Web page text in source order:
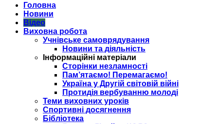
Головна
Новини
Відео
Виховна робота
Учнівське самоврядування
Новини та діяльність
Інформаційні матеріали
Сторінки незламності
Пам’ятаємо! Перемагаємо!
Україна у Другій світовій війні
Протидія вербуванню молоді
Теми виховних уроків
Спортивні досягнення
Бібліотека